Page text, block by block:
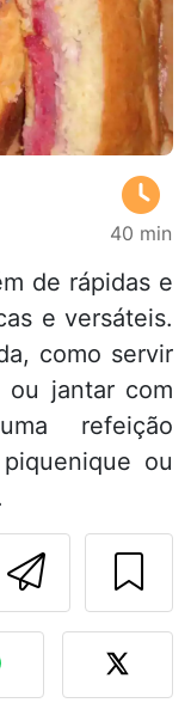
40 min
de rápidas e
e versáteis.
como servir
ou jantar com
refeição
ou
o autor